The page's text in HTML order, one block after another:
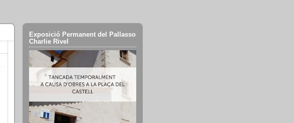
Exposició Permanent del Pallasso
Charlie Rivel